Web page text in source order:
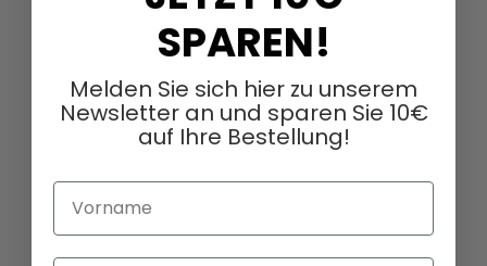
SPAREN!
Melden Sie sich hier zu unserem
Newsletter an und sparen Sie 10€
auf Ihre Bestellung!
Vorname